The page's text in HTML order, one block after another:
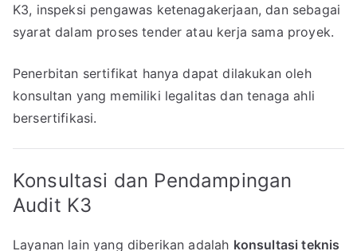
K3, inspeksi pengawas ketenagakerjaan, dan sebagai
syarat dalam proses tender atau kerja sama proyek.
Penerbitan sertifikat hanya dapat dilakukan oleh
konsultan yang memiliki legalitas dan tenaga ahli
bersertifikasi.
Konsultasi dan Pendampingan
Audit K3
Layanan lain yang diberikan adalah konsultasi teknis